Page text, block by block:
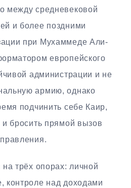
между средневековой
и более поздними
при Мухаммеде Али-
европейского
администрации и не
армию, однако
подчинить себе Каир,
бросить прямой вызов
трёх опорах: личной
контроле над доходами